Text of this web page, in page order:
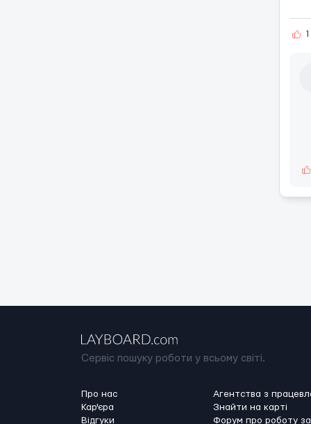
1
Сервіс пошуку роботи у всьому світі.
Про нас
Кар'єра
Відгуки
Агентства з
Знайти на карті
Форум про роботу